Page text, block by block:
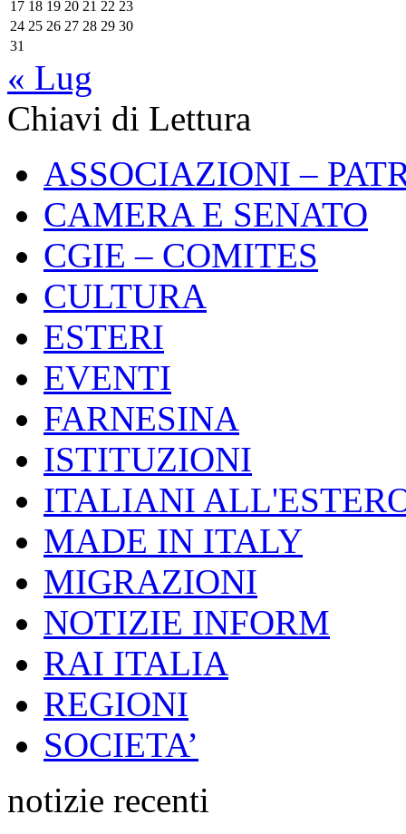
17 18 19 20 21 22 23
24 25 26 27 28 29 30
31
« Lug
Chiavi di Lettura
ASSOCIAZIONI –
CAMERA E SENATO
CGIE – COMITES
CULTURA
ESTERI
EVENTI
FARNESINA
ISTITUZIONI
ITALIANI
MADE IN ITALY
MIGRAZIONI
NOTIZIE INFORM
RAI ITALIA
REGIONI
SOCIETA’
notizie recenti